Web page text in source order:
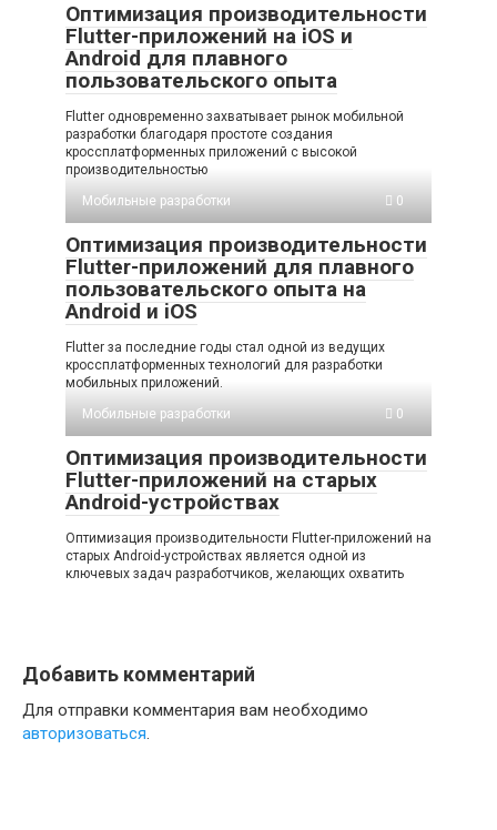
Оптимизация производительности
Flutter-приложений на iOS и
Android для плавного
пользовательского опыта
Flutter одновременно захватывает рынок мобильной
разработки благодаря простоте создания
кроссплатформенных приложений с высокой
производительностью
Мобильные разработки
0
Оптимизация производительности
Flutter-приложений для плавного
пользовательского опыта на
Android и iOS
Flutter за последние годы стал одной из ведущих
кроссплатформенных технологий для разработки
мобильных приложений.
Мобильные разработки
0
Оптимизация производительности
Flutter-приложений на старых
Android-устройствах
Оптимизация производительности Flutter-приложений на
старых Android-устройствах является одной из
ключевых задач разработчиков, желающих охватить
Добавить комментарий
Для отправки комментария вам необходимо
авторизоваться.